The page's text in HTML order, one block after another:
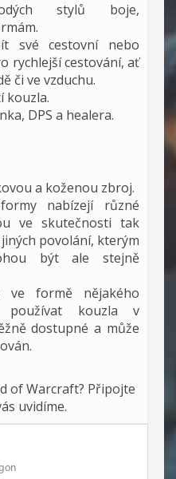
stylů boje,
své cestovní nebo
rychlejší cestování, ať
či ve vzduchu.
kouzla.
DPS a healera.
a koženou zbroj.
nabízejí různé
ve skutečnosti tak
povolání, kterým
být ale stejně
ve formě nějakého
používat kouzla v
dostupné a může
of Warcraft? Připojte
uvidíme.